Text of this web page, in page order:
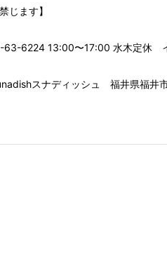
じます】
63-6224 13:00〜17:00 水木定休
スナディッシュ 福井県福井